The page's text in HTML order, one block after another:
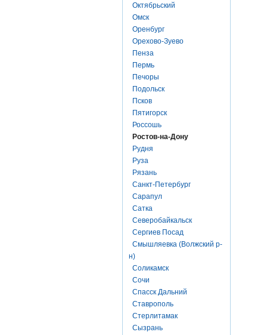
Октябрьский
Омск
Оренбург
Орехово-Зуево
Пенза
Пермь
Печоры
Подольск
Псков
Пятигорск
Россошь
Ростов-на-Дону
Рудня
Руза
Рязань
Санкт-Петербург
Сарапул
Сатка
Северобайкальск
Сергиев Посад
Смышляевка (Волжский р-
н)
Соликамск
Сочи
Спасск Дальний
Ставрополь
Стерлитамак
Сызрань